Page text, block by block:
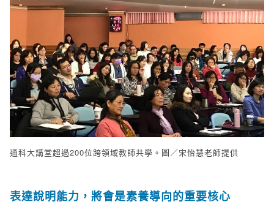
通科大講堂超過200位跨領域教師共學。圖／宋怡慧老師提供
表達說明能力，將會是素養導向的重要核心